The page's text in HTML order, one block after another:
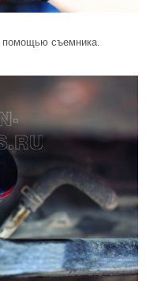
помощью съемника.